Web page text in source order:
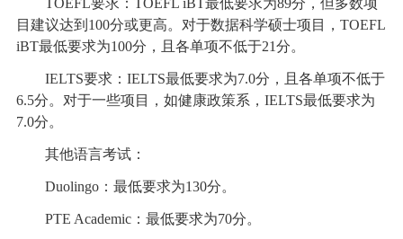
TOEFL要求：TOEFL iBT最低要求为89分，但多数项
目建议达到100分或更高。对于数据科学硕士项目，TOEFL
iBT最低要求为100分，且各单项不低于21分。
IELTS要求：IELTS最低要求为7.0分，且各单项不低于
6.5分。对于一些项目，如健康政策系，IELTS最低要求为
7.0分。
其他语言考试：
Duolingo：最低要求为130分。
PTE Academic：最低要求为70分。